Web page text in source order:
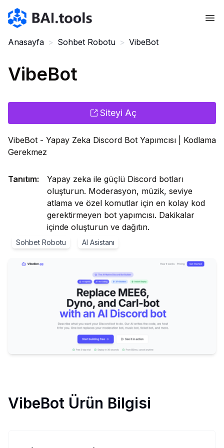
Bai.tools
Anasayfa > Sohbet Robotu > VibeBot
VibeBot
Siteyi Aç
VibeBot - Yapay Zeka Discord Bot Yapımcısı | Kodlama
Gerekmez
Tanıtım:
Yapay zeka ile güçlü Discord botları
oluşturun. Moderasyon, müzik, seviye
atlama ve özel komutlar için en kolay kod
gerektirmeyen bot yapımcısı. Dakikalar
içinde oluşturun ve dağıtın.
Sohbet Robotu AI Asistanı
VibeBot Ürün Bilgisi